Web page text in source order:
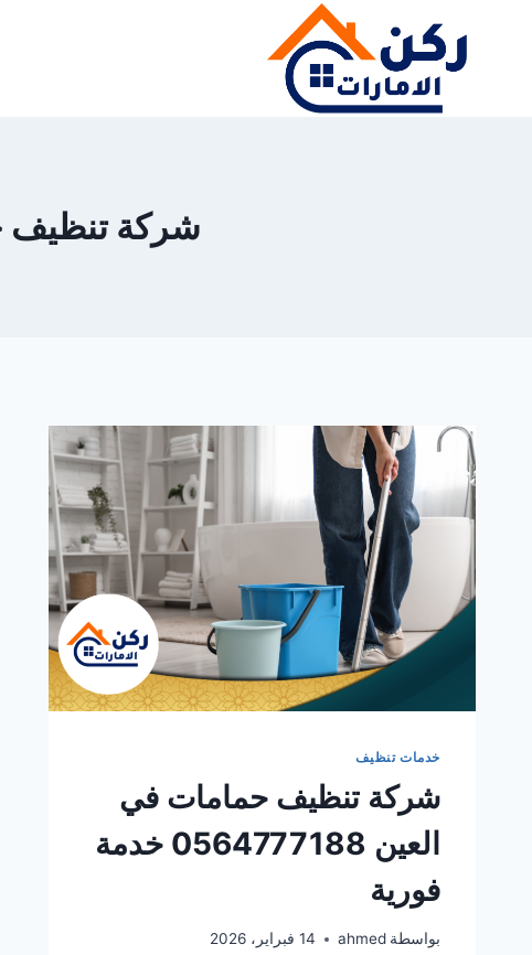
شركة تنظيف
خدمات تنظيف
شركة تنظيف حمامات في
العين 0564777188 خدمة
فورية
بواسطة ahmed 14 فبراير، 2026